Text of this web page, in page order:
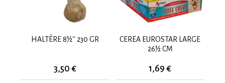
HALTÈRE 8½'' 230 GR
3,50 €
CEREA EUROSTAR LARGE
26½ CM
1,69 €